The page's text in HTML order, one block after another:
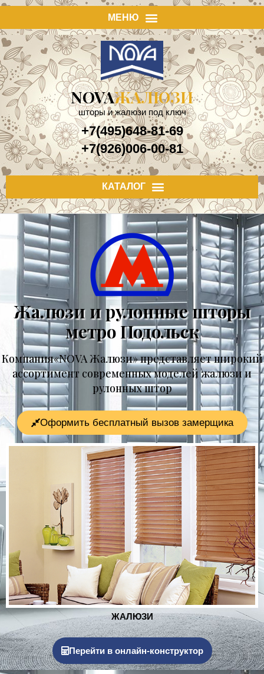
NOVAЖАЛЮЗИ
шторы и жалюзи под ключ
+7(495)648-81-69
+7(926)006-00-81
Жалюзи и рулонные шторы
метро Подольск
Компания«NOVA Жалюзи» представляет широкий
ассортимент современных моделей жалюзи и
рулонных штор
Оформить бесплатный вызов замерщика
РОЛЬСТАВНИ
Перейти в онлайн-конструктор